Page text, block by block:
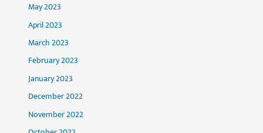
May 2023
April 2023
March 2023
February 2023
January 2023
December 2022
November 2022